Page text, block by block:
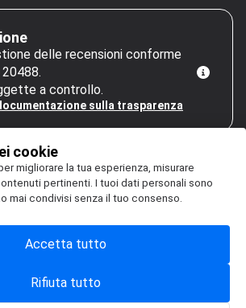
delle recensioni conforme
a controllo.
sulla trasparenza
cookie
migliorare la tua esperienza, misurare
pertinenti. I tuoi dati personali sono
mai condivisi senza il tuo consenso.
Rifiuta tutto
Accetta tutto